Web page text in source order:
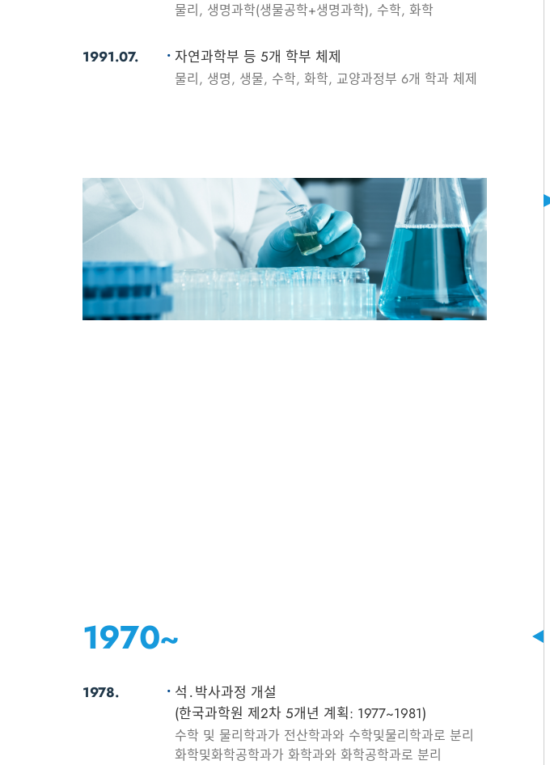
물리, 생명과학(생물공학+생명과학), 수학, 화학
1991.07. 자연과학부 등 5개 학부 체제
물리, 생명, 생물, 수학, 화학, 교양과정부 6개 학과 체제
1970~
1978.
석․박사과정 개설
(한국과학원 제2차 5개년 계획: 1977~1981)
수학 및 물리학과가 전산학과와 수학및물리학과로 분리
화학및화학공학과가 화학과와 화학공학과로 분리